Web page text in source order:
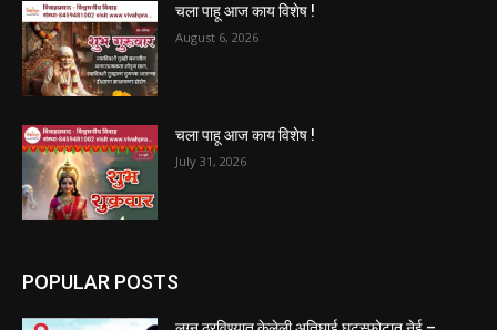
चला पाहू आज काय विशेष !
August 6, 2026
चला पाहू आज काय विशेष !
July 31, 2026
POPULAR POSTS